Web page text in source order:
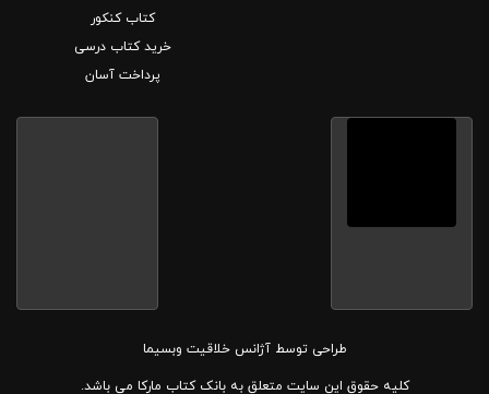
کتاب کنکور
خرید کتاب درسی
پرداخت آسان
طراحی توسطآژانس خلاقیت وبسیما
کلیه حقوق این سایت متعلق به بانک کتاب مارکا می باشد.